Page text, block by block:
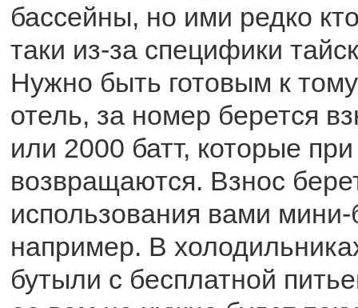
бассейны, но ими редко
таки из-за специфики
Нужно быть готовым к
отель, за номер берется
или 2000 батт, которые
возвращаются. Взнос
использования вами
например. В
бутыли с бесплатной